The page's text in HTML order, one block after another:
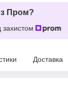
з Пром?
захистом
Доставка